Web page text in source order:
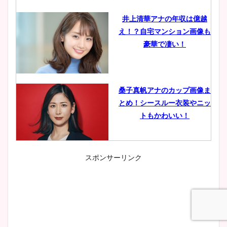
井上清華アナの年収は億越
え！？自宅マンション画像も
豪華で凄い！
桑子真帆アナのカップ画像ま
とめ！シースルー衣装やニッ
トもかわいい！
小室瑛莉子のカップ画像まと
スポンサーリンク